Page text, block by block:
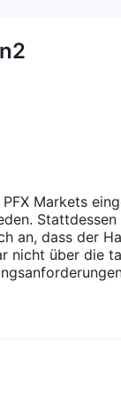
wird
erkunden. Es ist
was es für
Händler
auf die
Vorsicht
von
2
Markets
an, dass der
nicht über die